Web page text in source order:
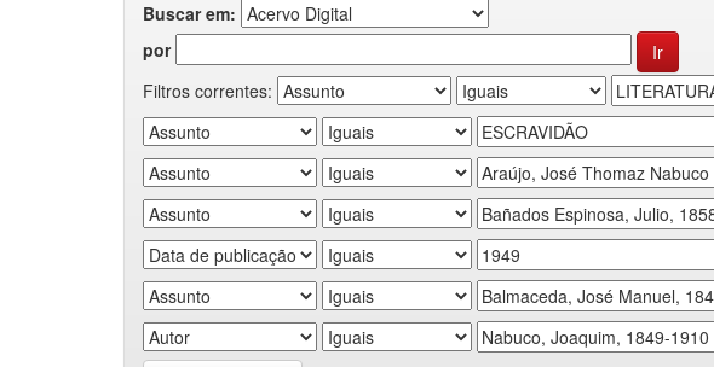
Buscar em:
por
Filtros correntes: